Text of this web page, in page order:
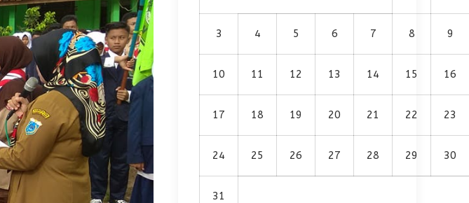
3 4 5 6 7 8 9
10 11 12 13 14 15 16
17 18 19 20 21 22 23
24 25 26 27 28 29 30
31